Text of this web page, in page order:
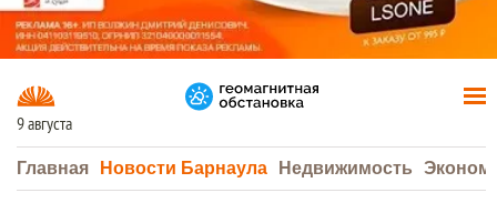
9 августа
Главная Новости Барнаула Недвижимость